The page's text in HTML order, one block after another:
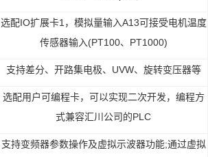
选配IO扩展卡1，模拟量输入A13可接受电机温度
传感器输入(PT100、PT1000)
支持差分、开路集电极、UVW、旋转变压器等
选配用户可编程卡，可以实现二次开发，编程方
式兼容汇川公司的PLC
支持变频器参数操作及虚拟示波器功能;通过虚拟